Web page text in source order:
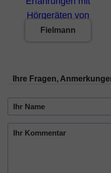
Fielmann
Ihre Fragen,